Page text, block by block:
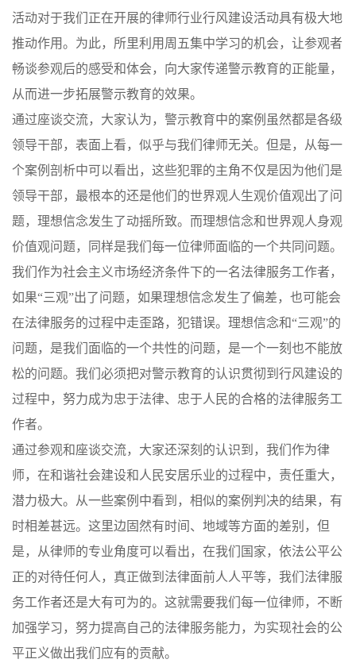
活动对于我们正在开展的律师行业行风建设活动具有极大地
推动作用。为此，所里利用周五集中学习的机会，让参观者
畅谈参观后的感受和体会，向大家传递警示教育的正能量，
从而进一步拓展警示教育的效果。
通过座谈交流，大家认为，警示教育中的案例虽然都是各级
领导干部，表面上看，似乎与我们律师无关。但是，从每一
个案例剖析中可以看出，这些犯罪的主角不仅是因为他们是
领导干部，最根本的还是他们的世界观人生观价值观出了问
题，理想信念发生了动摇所致。而理想信念和世界观人身观
价值观问题，同样是我们每一位律师面临的一个共同问题。
我们作为社会主义市场经济条件下的一名法律服务工作者，
如果“三观”出了问题，如果理想信念发生了偏差，也可能会
在法律服务的过程中走歪路，犯错误。理想信念和“三观”的
问题，是我们面临的一个共性的问题，是一个一刻也不能放
松的问题。我们必须把对警示教育的认识贯彻到行风建设的
过程中，努力成为忠于法律、忠于人民的合格的法律服务工
作者。
通过参观和座谈交流，大家还深刻的认识到，我们作为律
师，在和谐社会建设和人民安居乐业的过程中，责任重大，
潜力极大。从一些案例中看到，相似的案例判决的结果，有
时相差甚远。这里边固然有时间、地域等方面的差别，但
是，从律师的专业角度可以看出，在我们国家，依法公平公
正的对待任何人，真正做到法律面前人人平等，我们法律服
务工作者还是大有可为的。这就需要我们每一位律师，不断
加强学习，努力提高自己的法律服务能力，为实现社会的公
平正义做出我们应有的贡献。